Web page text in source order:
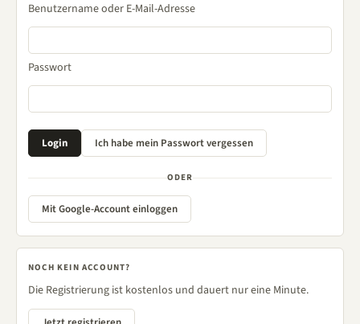
Benutzername oder E-Mail-Adresse
Passwort
ODER
Mit Google-Account einloggen
NOCH KEIN ACCOUNT?
Die Registrierung ist kostenlos und dauert nur eine Minute.